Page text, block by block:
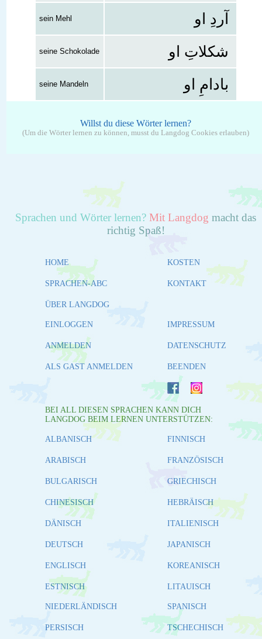
sein Mehl آردِ او
seine Schokolade شکلاتِ او
seine Mandeln بادامِ او
Willst du diese Wörter lernen?
(Um die Wörter lernen zu können, musst du Langdog Cookies erlauben)
Sprachen und Wörter lernen? Mit Langdog macht das
richtig Spaß!
HOME
SPRACHEN-ABC
ÜBER LANGDOG
KOSTEN
KONTAKT
EINLOGGEN
ANMELDEN
ALS GAST ANMELDEN
IMPRESSUM
DATENSCHUTZ
BEENDEN
BEI ALL DIESEN SPRACHEN KANN DICH
LANGDOG BEIM LERNEN UNTERSTÜTZEN:
ALBANISCH
ARABISCH
BULGARISCH
CHINESISCH
DÄNISCH
DEUTSCH
ENGLISCH
ESTNISCH
FINNISCH
FRANZÖSISCH
GRIECHISCH
HEBRÄISCH
ITALIENISCH
JAPANISCH
KOREANISCH
LITAUISCH
NIEDERLÄNDISCH
PERSISCH
SPANISCH
TSCHECHISCH